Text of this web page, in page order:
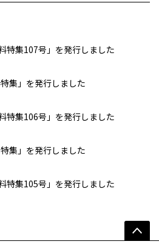
集107号」を発行しました
集」を発行しました
集106号」を発行しました
集」を発行しました
集105号」を発行しました